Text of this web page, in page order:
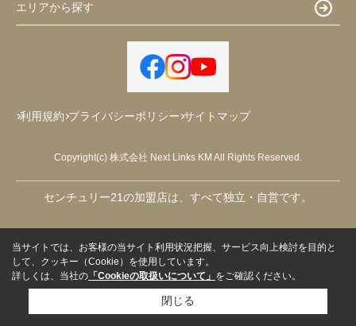
エリアから探す
利用規約 プライバシーポリシー サイトマップ
Copyright(c) 株式会社 Next Links KM All Rights Reserved.
センチュリー21の加盟店は、すべて独立・自営です。
当サイトでは、お客様の当サイト利用状況把握、サービス向上検討を目的と
して、クッキー（Cookie）を使用しています。
詳しくは、当社の 「Cookieの取扱いについて」 をご確認ください。
閉じる